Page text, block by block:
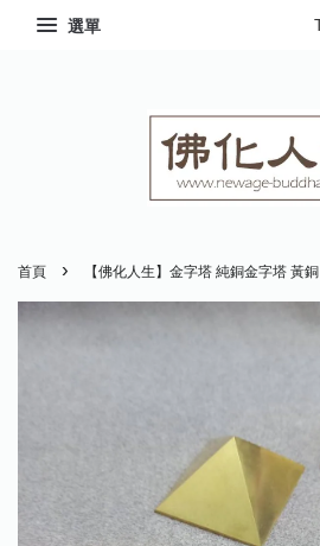
選單
首頁 › 【佛化人生】金字塔 純銅金字塔 黃銅